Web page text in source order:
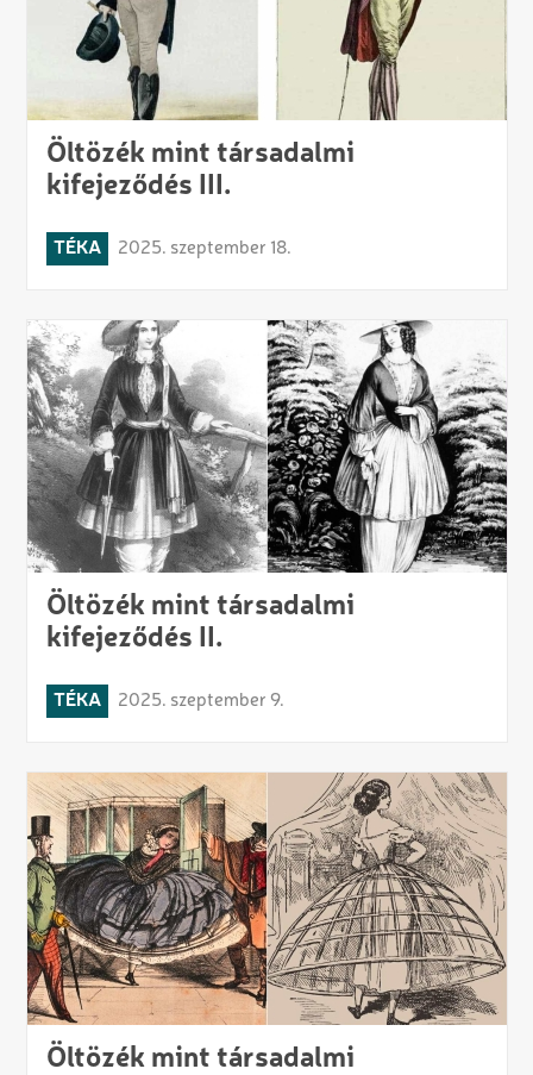
Öltözék mint társadalmi
kifejeződés III.
TÉKA 2025. szeptember 18.
Öltözék mint társadalmi
kifejeződés II.
TÉKA 2025. szeptember 9.
Öltözék mint társadalmi